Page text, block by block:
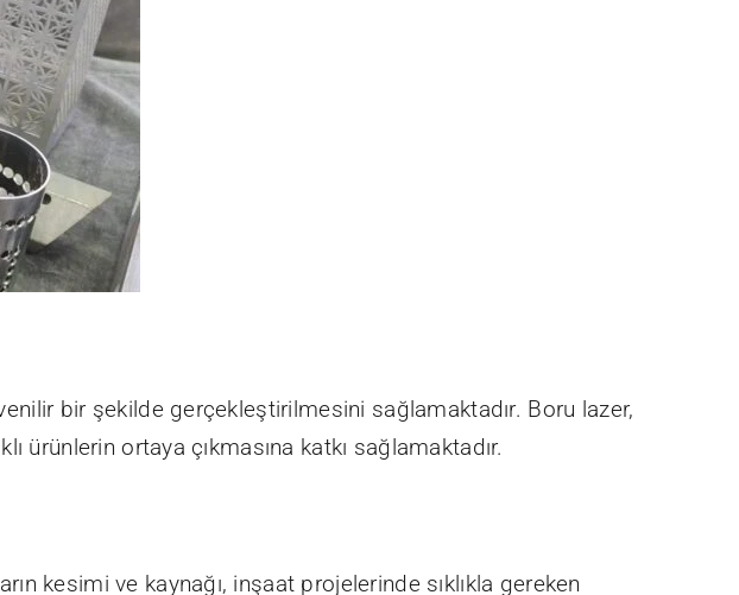
bir şekilde gerçekleştirilmesini sağlamaktadır. Boru lazer,
ürünlerin ortaya çıkmasına katkı sağlamaktadır.
kesimi ve kaynağı, inşaat projelerinde sıklıkla gereken